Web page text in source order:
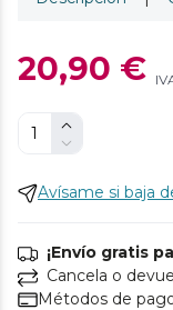
20,90 €
Avísame si baja
¡Envío gratis
Cancela o
Métodos de